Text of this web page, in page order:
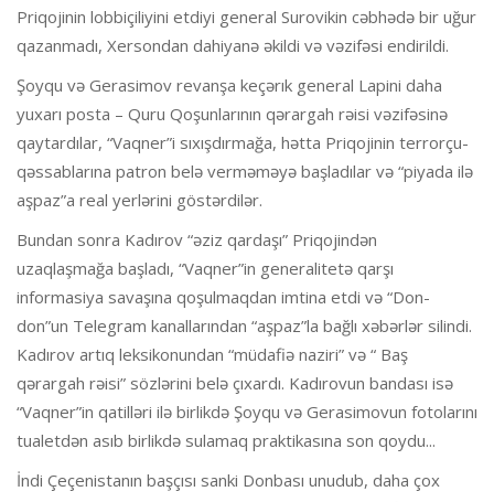
Priqojinin lobbiçiliyini etdiyi general Surovikin cəbhədə bir uğur
qazanmadı, Xersondan dahiyanə əkildi və vəzifəsi endirildi.
Şoyqu və Gerasimov revanşa keçərık general Lapini daha
yuxarı posta – Quru Qoşunlarının qərargah rəisi vəzifəsinə
qaytardılar, “Vaqner”i sıxışdırmağa, hətta Priqojinin terrorçu-
qəssablarına patron belə verməməyə başladılar və “piyada ilə
aşpaz”a real yerlərini göstərdilər.
Bundan sonra Kadırov “əziz qardaşı” Priqojindən
uzaqlaşmağa başladı, “Vaqner”in generalitetə qarşı
informasiya savaşına qoşulmaqdan imtina etdi və “Don-
don”un Telegram kanallarından “aşpaz”la bağlı xəbərlər silindi.
Kadırov artıq leksikonundan “müdafiə naziri” və “ Baş
qərargah rəisi” sözlərini belə çıxardı. Kadırovun bandası isə
“Vaqner”in qatilləri ilə birlikdə Şoyqu və Gerasimovun fotolarını
tualetdən asıb birlikdə sulamaq praktikasına son qoydu...
İndi Çeçenistanın başçısı sanki Donbası unudub, daha çox